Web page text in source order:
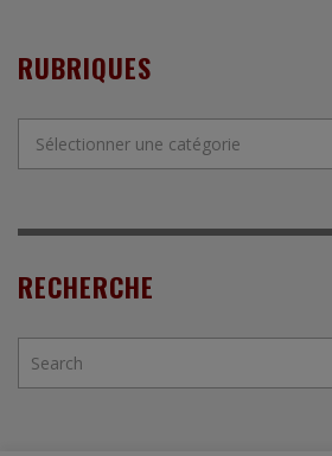
RUBRIQUES
RECHERCHE